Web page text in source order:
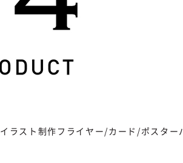
イラスト制作 フライヤー/カード/ポスター